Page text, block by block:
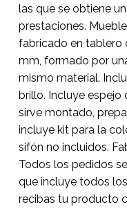
las que se obtiene
prestaciones.
fabricado en tablero
mm, formado por
mismo material.
brillo. Incluye espejo
sirve montado,
incluye kit para la
sifón no incluidos.
Todos los pedidos
que incluye todos
recibas tu producto